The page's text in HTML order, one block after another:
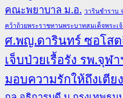
คณะพยาบาล ม.อ. วารินชำราบ
คว้าถ้วยพระราชทานพระบาทสมเด็จพระเ
ศ.พญ.ดารินทร์ ซอโส
เจ็บป่วยเรื้อรัง รพ.จุฬ
มอบความรักให้ถึงเตียง